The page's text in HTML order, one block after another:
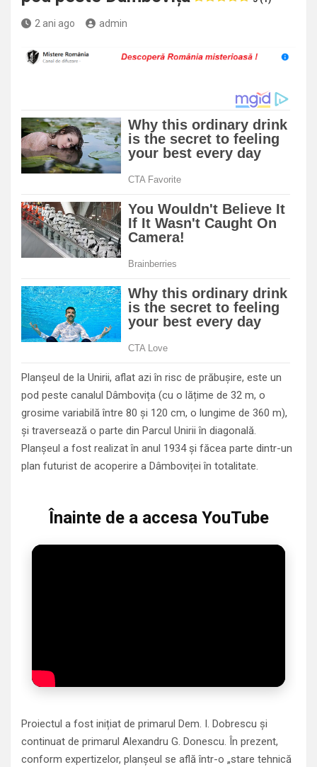
2 ani ago admin
Planșeul de la Unirii, aflat azi în risc de prăbușire, este un
pod peste canalul Dâmbovița (cu o lățime de 32 m, o
grosime variabilă între 80 și 120 cm, o lungime de 360 m),
și traversează o parte din Parcul Unirii în diagonală.
Planșeul a fost realizat în anul 1934 și făcea parte dintr-un
plan futurist de acoperire a Dâmboviței în totalitate.
Înainte de a accesa YouTube
Proiectul a fost inițiat de primarul Dem. I. Dobrescu și
continuat de primarul Alexandru G. Donescu. În prezent,
conform expertizelor, planșeul se află într-o „stare tehnică